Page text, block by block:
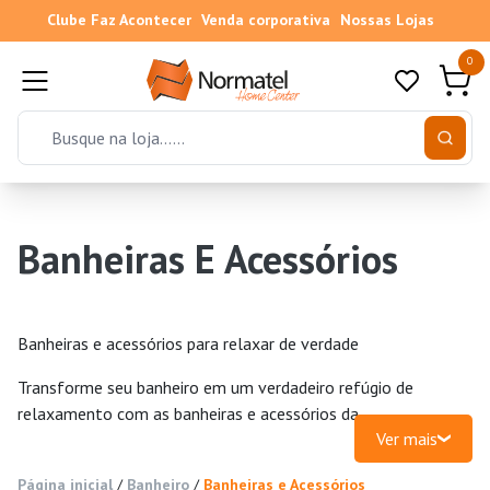
Clube Faz Acontecer Venda corporativa Nossas Lojas
0
Banheiras E Acessórios
Banheiras e acessórios para relaxar de verdade
Transforme seu banheiro em um verdadeiro refúgio de
relaxamento com as banheiras e acessórios da
Normatel. Aqui no Ceará, em Fortaleza, no Cariri e em
toda a região, a gente ajuda você a montar seu próprio
Ver mais
Página inicial / Banheiro / Banheiras e Acessórios